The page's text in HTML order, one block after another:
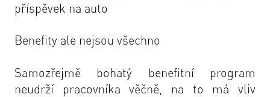
příspěvek na auto
Benefity ale nejsou všechno
Samozřejmě bohatý benefitní program
neudrží pracovníka věčně, na to má vliv